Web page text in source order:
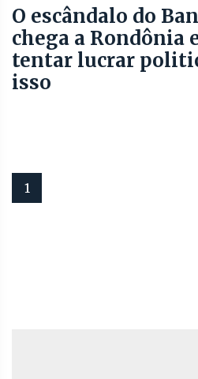
O escândalo do
chega a Rondônia
tentar lucrar
isso
1